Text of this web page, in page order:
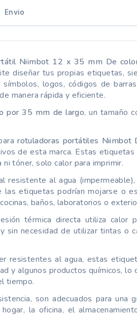
Envio
Niimbot 12 x 35 mm De
diseñar tus propias etiquetas,
logos, códigos de
manera rápida y eficiente.
por 35 mm de largo, un tamaño
rotuladoras portátiles Niimbot
de esta marca. Estas etiquetas
tóner, solo calor para imprimir.
resistente al agua
las etiquetas podrían mojarse o
baños, laboratorios o
térmica directa utiliza calor
sin necesidad de utilizar tintas o
resistentes al agua, estas
y algunos productos químicos, lo
tiempo.
son adecuados para una
la oficina, el